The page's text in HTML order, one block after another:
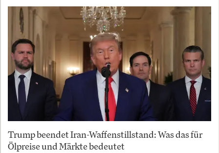
Trump beendet Iran-Waffenstillstand: Was das für
Ölpreise und Märkte bedeutet